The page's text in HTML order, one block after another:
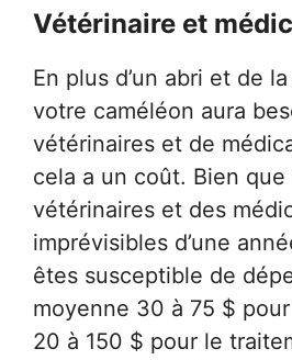
Vétérinaire et
En plus d’un abri et de
votre caméléon aura
vétérinaires et de
cela a un coût. Bien
vétérinaires et des
imprévisibles d’une
êtes susceptible de
moyenne 30 à 75 $
20 à 150 $ pour le